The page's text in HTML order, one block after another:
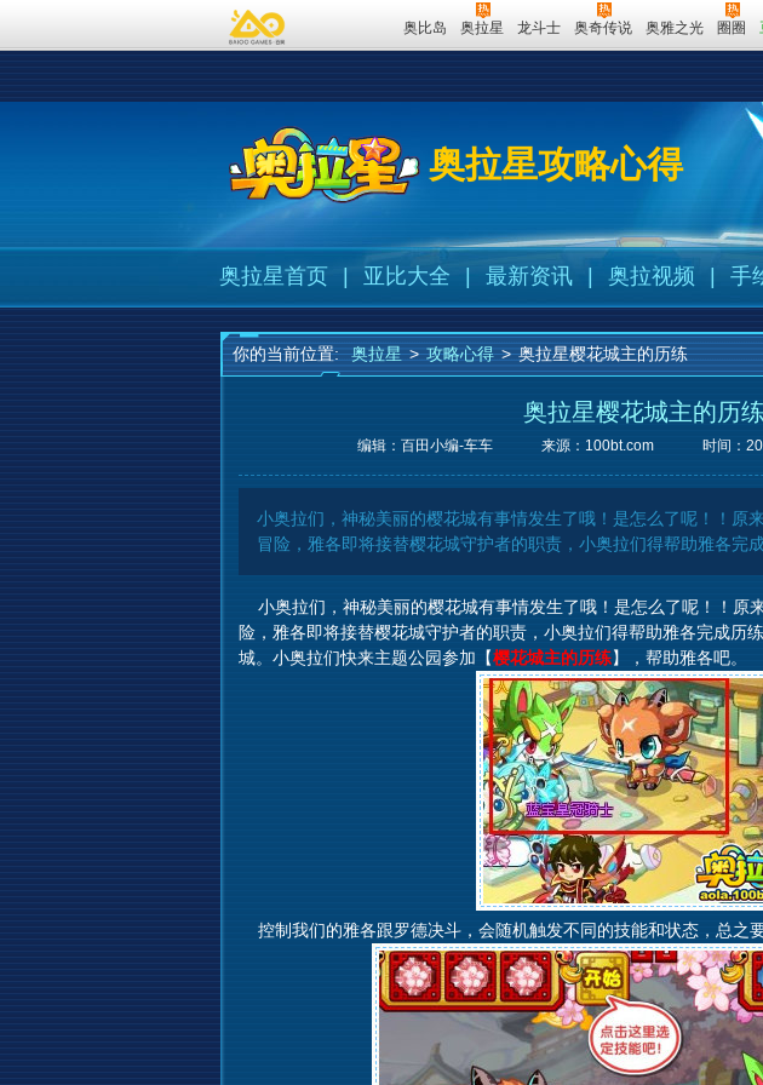
奥比岛 奥拉星 龙斗士 奥奇传说 奥雅之光 圈圈
奥拉星攻略心得
奥拉星首页 亚比大全 最新资讯 奥拉视频 手
你的当前位置: 奥拉星 > 攻略心得 > 奥拉星樱花城主的历练
奥拉星樱花城主的历练
编辑：百田小编-车车 来源： 100bt.com 时间：
小奥拉们，神秘美丽的樱花城有事情发生了哦！是怎么了呢！！原
冒险，雅各即将接替樱花城守护者的职责，小奥拉们得帮助雅各完成
小奥拉们，神秘美丽的樱花城有事情发生了哦！是怎么了呢！！原
险，雅各即将接替樱花城守护者的职责，小奥拉们得帮助雅各完成历
城。小奥拉们快来主题公园参加【樱花城主的历练】，帮助雅各吧。
控制我们的雅各跟罗德决斗，会随机触发不同的技能和状态，总之